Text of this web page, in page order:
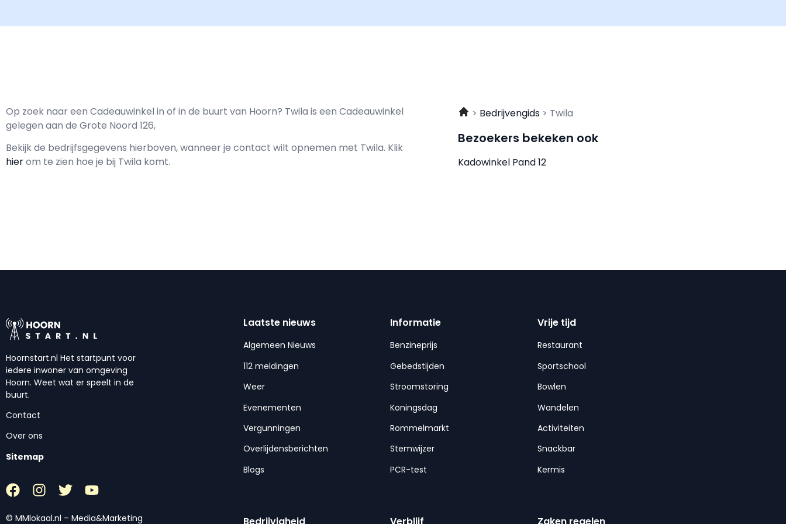
Op zoek naar een Cadeauwinkel in of in de buurt van Hoorn? Twila is een Cadeauwinkel
gelegen aan de Grote Noord 126,
Bekijk de bedrijfsgegevens hierboven, wanneer je contact wilt opnemen met Twila. Klik
hierom te zien hoe je bij Twila komt.
Bedrijvengids Twila
Bezoekers bekeken ook
Kadowinkel Pand 12
Hoornstart.nl Het startpunt voor
iedere inwoner van omgeving
Hoorn. Weet wat er speelt in de
buurt.
Contact
Over ons
Sitemap
© MMlokaal.nl – Media&Marketing
Laatste nieuws
Algemeen Nieuws
112 meldingen
Weer
Evenementen
Vergunningen
Overlijdensberichten
Blogs
Informatie
Benzineprijs
Gebedstijden
Stroomstoring
Koningsdag
Rommelmarkt
Stemwijzer
PCR-test
Vrije tijd
Restaurant
Sportschool
Bowlen
Wandelen
Activiteiten
Snackbar
Kermis